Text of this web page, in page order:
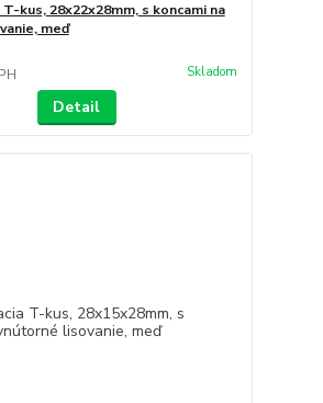
kus, 28x22x28mm, s koncami na
meď
Skladom
Detail